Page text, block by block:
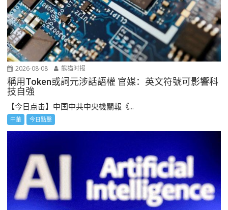
2026-08-08 熊猫时报
稱用Token或詞元涉話語權 官媒：英文符號可影響科
技自強
【今日点击】中国中共中央機關報《...
中華 今日點擊